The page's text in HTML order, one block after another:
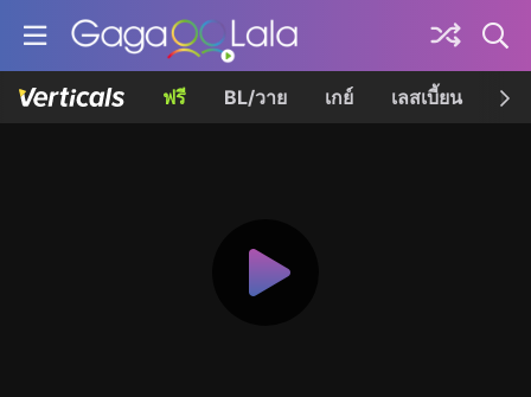
ฟรี BL/วาย เกย์ เลสเบี้ยน เค